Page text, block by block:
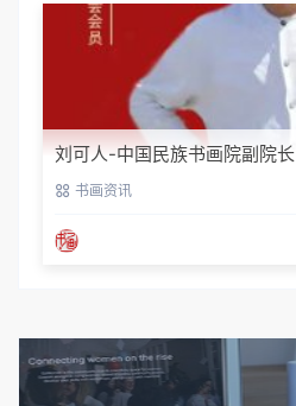
刘可人-中国民族书画院副院长
书画资讯